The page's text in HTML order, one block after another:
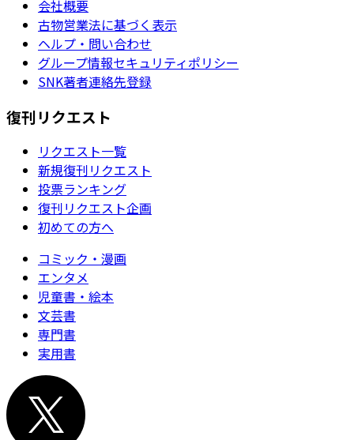
会社概要
古物営業法に基づく表示
ヘルプ・問い合わせ
グループ情報セキュリティポリシー
SNK著者連絡先登録
復刊リクエスト
リクエスト一覧
新規復刊リクエスト
投票ランキング
復刊リクエスト企画
初めての方へ
コミック・漫画
エンタメ
児童書・絵本
文芸書
専門書
実用書